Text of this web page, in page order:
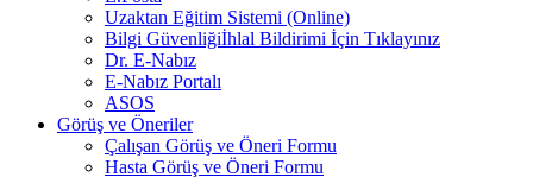
Uzaktan Eğitim Sistemi (Online)
Bilgi Güvenliğiİhlal Bildirimi İçin Tıklayınız
Dr. E-Nabız
E-Nabız Portalı
ASOS
Görüş ve Öneriler
Çalışan Görüş ve Öneri Formu
Hasta Görüş ve Öneri Formu